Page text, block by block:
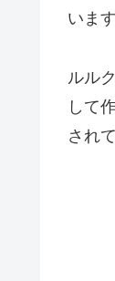
いま
ルル
して
され